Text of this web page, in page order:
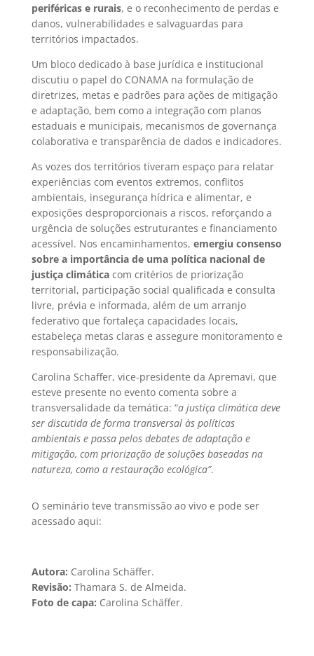
periféricas e rurais, e o reconhecimento de perdas e
danos, vulnerabilidades e salvaguardas para
territórios impactados.
Um bloco dedicado à base jurídica e institucional
discutiu o papel do CONAMA na formulação de
diretrizes, metas e padrões para ações de mitigação
e adaptação, bem como a integração com planos
estaduais e municipais, mecanismos de governança
colaborativa e transparência de dados e indicadores.
As vozes dos territórios tiveram espaço para relatar
experiências com eventos extremos, conflitos
ambientais, insegurança hídrica e alimentar, e
exposições desproporcionais a riscos, reforçando a
urgência de soluções estruturantes e financiamento
acessível. Nos encaminhamentos, emergiu consenso
sobre a importância de uma política nacional de
justiça climáticacom critérios de priorização
territorial, participação social qualificada e consulta
livre, prévia e informada, além de um arranjo
federativo que fortaleça capacidades locais,
estabeleça metas claras e assegure monitoramento e
responsabilização.
Carolina Schaffer, vice-presidente da Apremavi, que
esteve presente no evento comenta sobre a
transversalidade da temática: “a justiça climática deve
ser discutida de forma transversal às políticas
ambientais e passa pelos debates de adaptação e
mitigação, com priorização de soluções baseadas na
natureza, como a restauração ecológica”.
O seminário teve transmissão ao vivo e pode ser
acessado aqui:
Autora: Carolina Schäffer.
Revisão: Thamara S. de Almeida.
Foto de capa: Carolina Schäffer.